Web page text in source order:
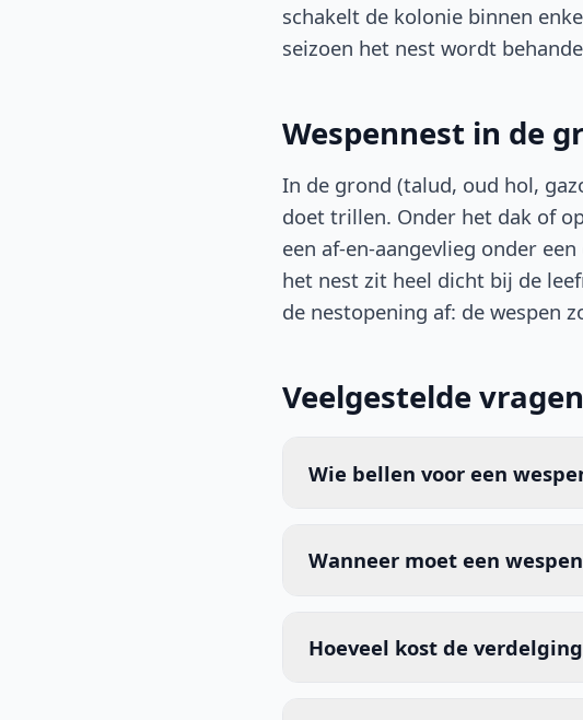
schakelt de kolonie binnen
seizoen het nest wordt
Wespennest in de
In de grond (talud, oud hol,
doet trillen. Onder het dak of
een af-en-aangevlieg onder
het nest zit heel dicht bij de
de nestopening af: de wespen
Veelgestelde vragen
Wie bellen voor een
Wanneer moet een
Hoeveel kost de